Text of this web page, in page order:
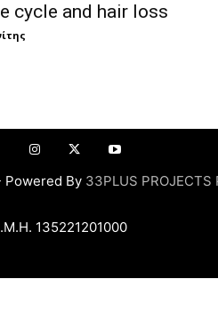
cycle and hair loss
Powered By 33PLUS PROJECTS
135221201000